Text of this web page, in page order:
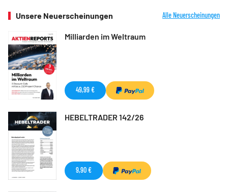
Unsere Neuerscheinungen Alle Neuerscheinungen
Milliarden im Weltraum
49,99 €
HEBELTRADER 142/26
9,90 €